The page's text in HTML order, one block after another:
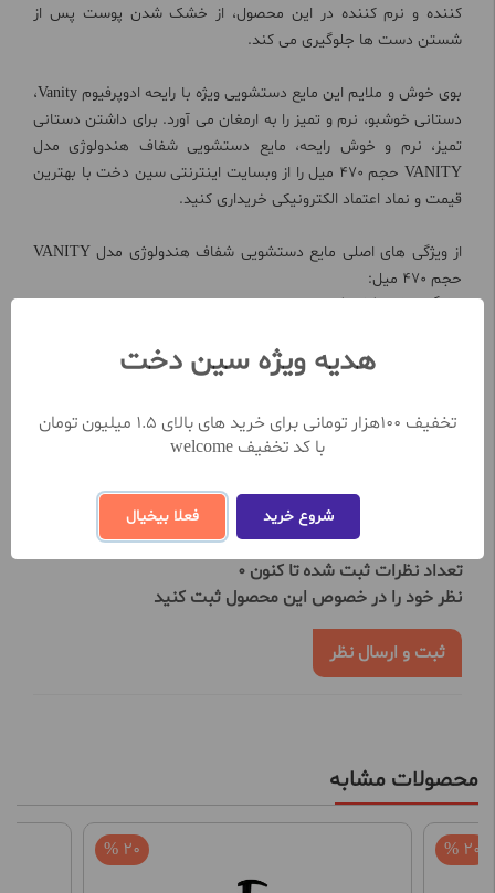
کننده و نرم کننده در این محصول، از خشک شدن پوست پس از
شستن دست ها جلوگیری می کند.
بوی خوش و ملایم این مایع دستشویی ویژه با رایحه ادوپرفيوم Vanity،
دستانی خوشبو، نرم و تمیز را به ارمغان می آورد. برای داشتن دستانی
تمیز، نرم و خوش رایحه، مایع دستشویی شفاف هندولوژی مدل
VANITY حجم 470 میل را از وبسایت اینترنتی سین دخت با بهترین
قیمت و نماد اعتماد الکترونیکی خریداری کنید.
از ویژگی های اصلی مایع دستشویی شفاف هندولوژی مدل VANITY
حجم 470 میل:
جلوگیری از خشک شدن پوست دست
حاوی ترکیبات رطوبت رسان
با رایحه خوش و ملایم
نظرات کاربران
تعداد نظرات ثبت شده تا کنون 0
نظر خود را در خصوص این محصول ثبت کنید
ثبت و ارسال نظر
محصولات مشابه
20 % 20 %
هدیه ویژه سین دخت
تخفیف 100هزار تومانی برای خرید های بالای 1.5 میلیون تومان
با کد تخفیف welcome
شروع خرید فعلا بیخیال